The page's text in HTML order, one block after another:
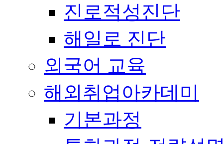
진로적성진단
해일로 진단
외국어 교육
해외취업아카데미
기본과정